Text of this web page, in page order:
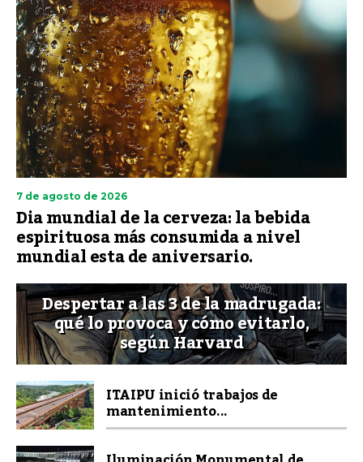
7 de agosto de 2026
Dia mundial de la cerveza: la bebida
espirituosa más consumida a nivel
mundial esta de aniversario.
Despertar a las 3 de la madrugada:
qué lo provoca y cómo evitarlo,
según Harvard
ITAIPU inició trabajos de
mantenimiento...